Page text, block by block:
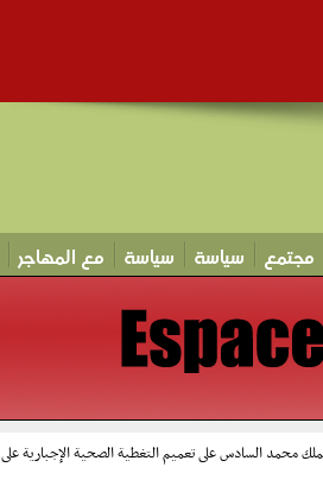
مجتمع سياسة سياسة مع المهاجر